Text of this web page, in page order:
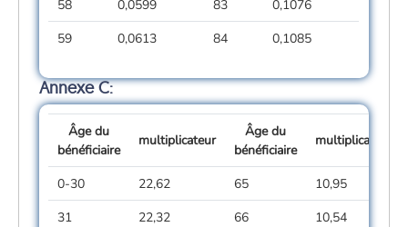
58
0,0599 83
0,1076
59
0,0613 84 0,1085
Annexe C:
Âge du
bénéficiaire
multiplicateur
Âge du
bénéficiaire
multiplicateur
0-30 22,62 65
10,95
31
22,32 66
10,54